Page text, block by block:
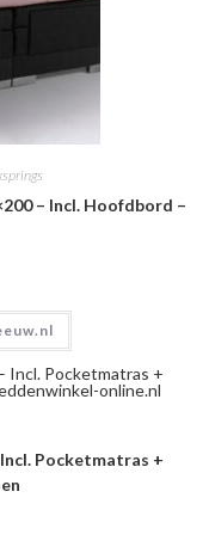
– Incl. Hoofdbord –
Pocketmatras +